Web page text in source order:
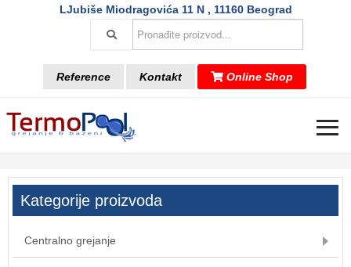
LJubiše Miodragovića 11 N , 11160 Beograd
Reference Kontakt Online Shop
≡
Kategorije proizvoda
Centralno grejanje